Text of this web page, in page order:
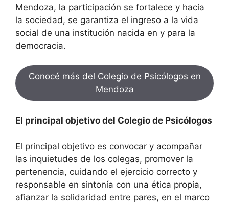
Mendoza, la participación se fortalece y hacia
la sociedad, se garantiza el ingreso a la vida
social de una institución nacida en y para la
democracia.
Conocé más del Colegio de Psicólogos en
Mendoza
El principal objetivo del Colegio de Psicólogos
El principal objetivo es convocar y acompañar
las inquietudes de los colegas, promover la
pertenencia, cuidando el ejercicio correcto y
responsable en sintonía con una ética propia,
afianzar la solidaridad entre pares, en el marco